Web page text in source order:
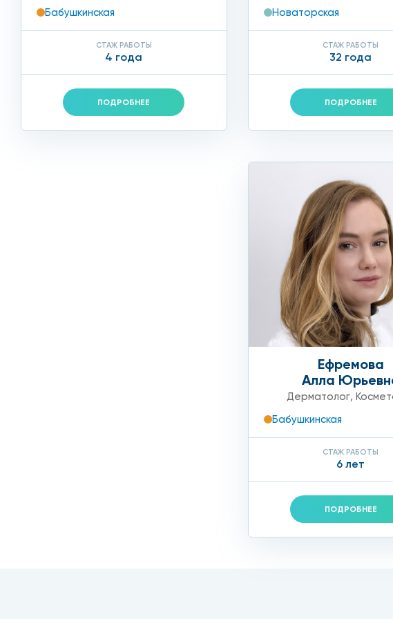
Лучшие врачи – подологи нашей клиники расскажут, как правильно
регулярно, не реже 1 раза в неделю проводить очистку
каждый день смазывать ноги специальными кремами и мазями
криодеструкция – натоптыши убирают жидким азотом;
лазерный способ – находит для больших застарелых
Медикаментозное лечение назначается, если у пациента попутно
противовирусные и противовоспалительные препараты.
Цена на все виды услуг будет варьироваться, ее можно
Бабушкинская
СТАЖ РАБОТЫ
4 года
ПОДРОБНЕЕ
Новаторская
СТАЖ РАБОТЫ
32 года
ПОДРОБНЕЕ
Ефремова
Алла
Дерматолог,
Бабушкинская
СТАЖ РАБОТЫ
6 лет
ПОДРОБНЕЕ